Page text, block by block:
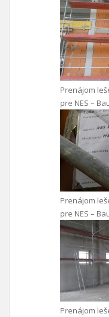
Prenájom
pre NES –
Prenájom
pre NES –
Prenájom